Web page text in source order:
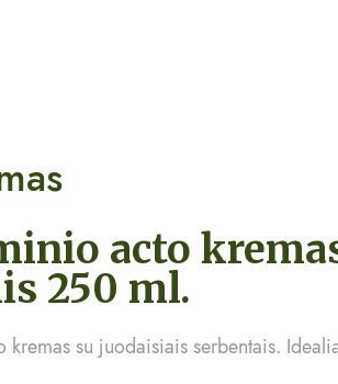
acto
250 ml.
kremas su juodaisiais serbentais.